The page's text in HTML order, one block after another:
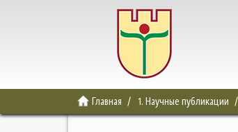
Главная 1. Научные публикации